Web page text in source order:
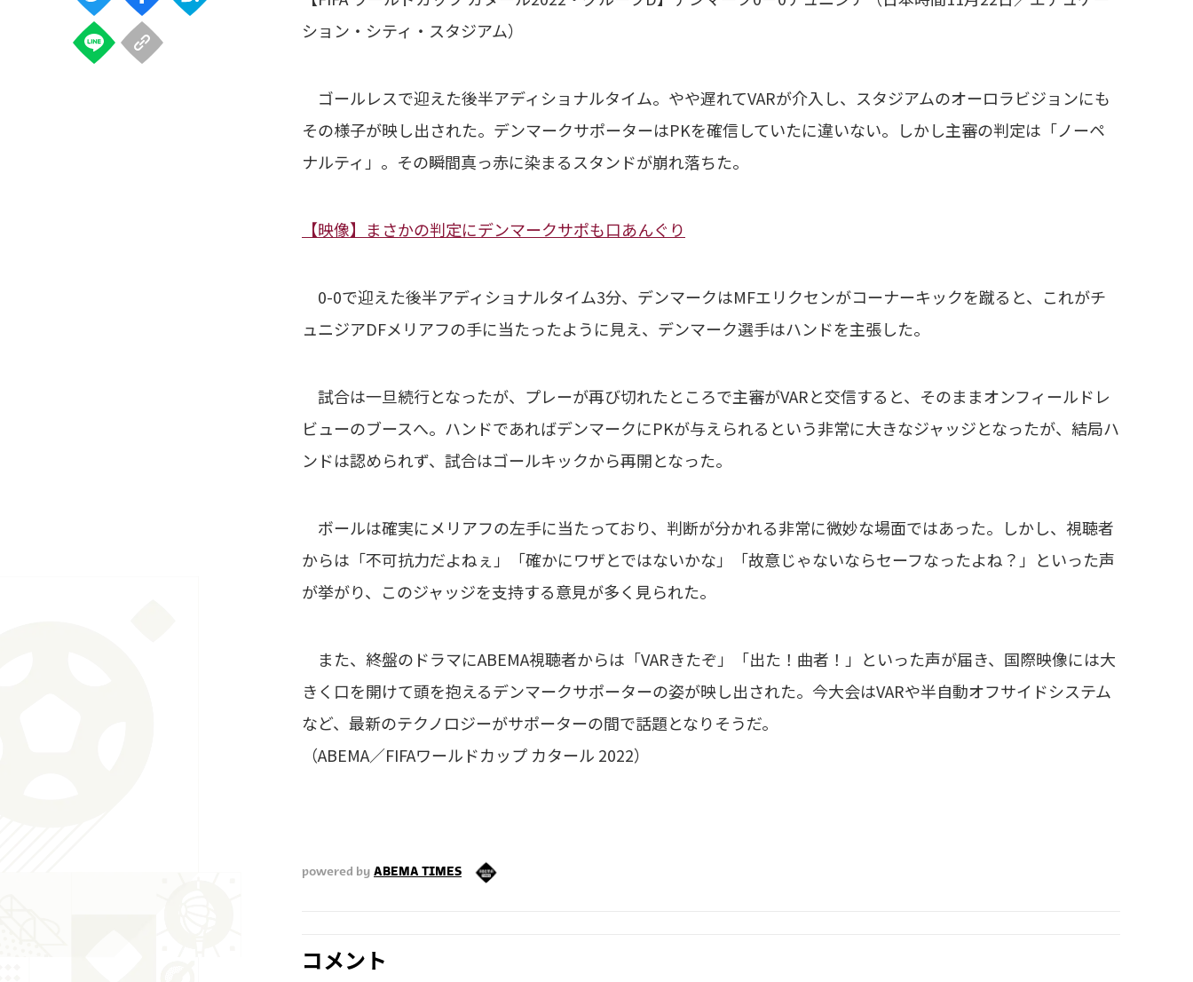
ション・シティ・スタジアム）
ゴールレスで迎えた後半アディショナルタイム。やや遅れてVARが介入し、スタジアムのオーロラビジョンにも
その様子が映し出された。デンマークサポーターはPKを確信していたに違いない。しかし主審の判定は「ノーペ
ナルティ」。その瞬間真っ赤に染まるスタンドが崩れ落ちた。
【映像】まさかの判定にデンマークサポも口あんぐり
0-0で迎えた後半アディショナルタイム3分、デンマークはMFエリクセンがコーナーキックを蹴ると、これがチ
ュニジアDFメリアフの手に当たったように見え、デンマーク選手はハンドを主張した。
試合は一旦続行となったが、プレーが再び切れたところで主審がVARと交信すると、そのままオンフィールドレ
ビューのブースへ。ハンドであればデンマークにPKが与えられるという非常に大きなジャッジとなったが、結局ハ
ンドは認められず、試合はゴールキックから再開となった。
ボールは確実にメリアフの左手に当たっており、判断が分かれる非常に微妙な場面ではあった。しかし、視聴者
からは「不可抗力だよねぇ」「確かにワザとではないかな」「故意じゃないならセーフなったよね？」といった声
が挙がり、このジャッジを支持する意見が多く見られた。
また、終盤のドラマにABEMA視聴者からは「VARきたぞ」「出た！曲者！」といった声が届き、国際映像には大
きく口を開けて頭を抱えるデンマークサポーターの姿が映し出された。今大会はVARや半自動オフサイドシステム
など、最新のテクノロジーがサポーターの間で話題となりそうだ。
（ABEMA／FIFAワールドカップ カタール 2022）
powered by ABEMA TIMES
コメント